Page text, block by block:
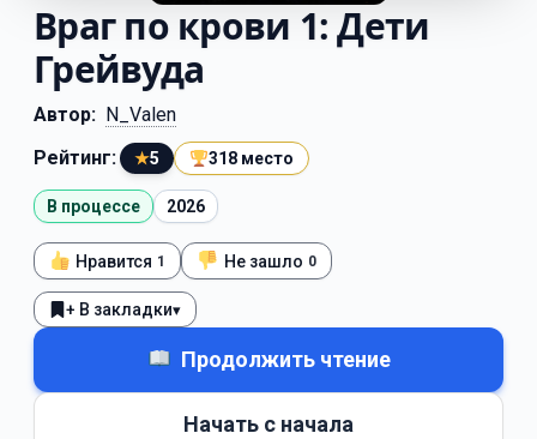
Враг по крови 1: Дети
Грейвуда
Автор: N_Valen
Рейтинг:
★5 318 место
В процессе 2026
Нравится 1 Не зашло 0
+ В закладки▾
Продолжить чтение
Начать с начала